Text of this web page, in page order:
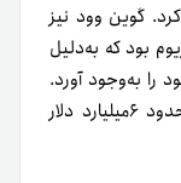
گوین وود نیز
بود که به‌دلیل
را به‌وجود آورد.
ناگفته نماند ارزش بازار فعلی پولکادات درحدود ۶میلیارد دلار